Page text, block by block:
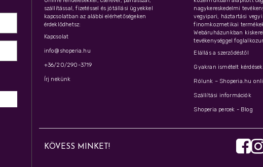
szállítással, fizetéssel és jótállási ügyekkel
kapcsolatban az alábbi elérhetőségeken
érdeklődhetsz:
Kapcsolat
info@shoperia.hu
+36/20/290-3719
Írj nekünk
nagykereskedelmi
vegyipari, háztartási
finomkozmetikai
Webáruházunkban
tevékenységgel
Elállás a szerződéstől
Gyakran ismételt kérdések
Rólunk – Shoperia.hu
Szállítási információk
Shoperia percek - Blog
KÖVESS MINKET!